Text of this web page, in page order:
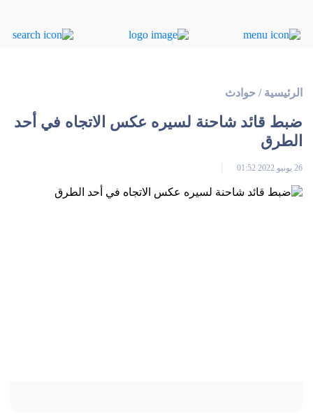
الرئيسية / حوادث
ضبط قائد شاحنة لسيره عكس الاتجاه في أحد
الطرق
26 يونيو 2022 01:52